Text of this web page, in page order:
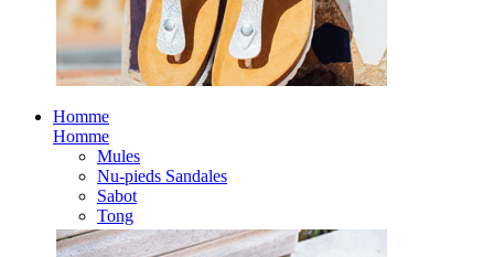
Homme
Homme
Mules
Nu-pieds Sandales
Sabot
Tong